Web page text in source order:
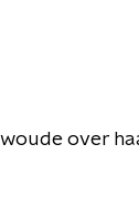
over